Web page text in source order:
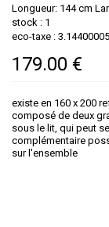
Longueur: 144 cm
stock : 1
eco-taxe :
179.00 €
existe en 160 x 200
composé de deux
sous le lit, qui peut
complémentaire
sur l'ensemble